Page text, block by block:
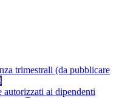
trimestrali (da pubblicare
ai dipendenti